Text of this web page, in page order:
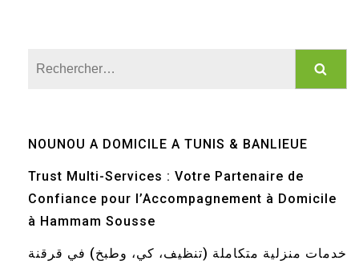
NOUNOU A DOMICILE A TUNIS & BANLIEUE
Trust Multi-Services : Votre Partenaire de
Confiance pour l’Accompagnement à Domicile
à Hammam Sousse
خدمات منزلية متكاملة (تنظيف، كي، وطبخ) في قرقنة